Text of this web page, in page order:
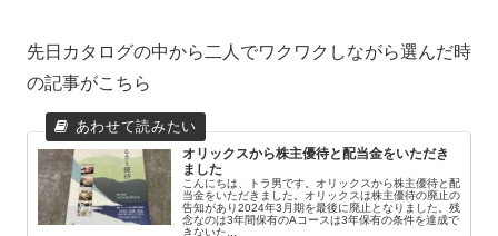
先日カタログの中から二人でワクワクしながら選んだ時
の記事がこちら
オリックスから株主優待と配当金をいただき
ました
こんにちは、トラ男です。オリックスから株主優待と配
当金をいただきました。オリックスは株主優待の廃止の
告知があり2024年3月期を最後に廃止となりました。残
念なのは3年間保有のAコースは3年保有の条件を達成で
きないた...